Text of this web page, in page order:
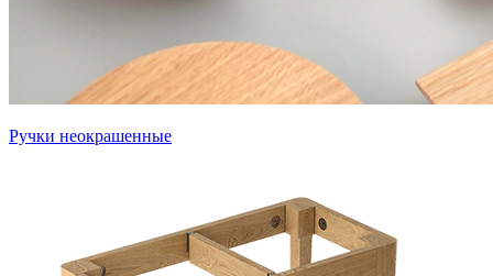
Ручки неокрашенные